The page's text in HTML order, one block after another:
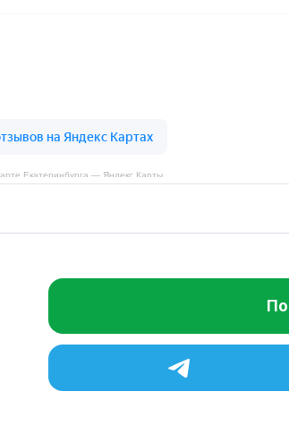
Екатеринбурга — Яндекс Карты